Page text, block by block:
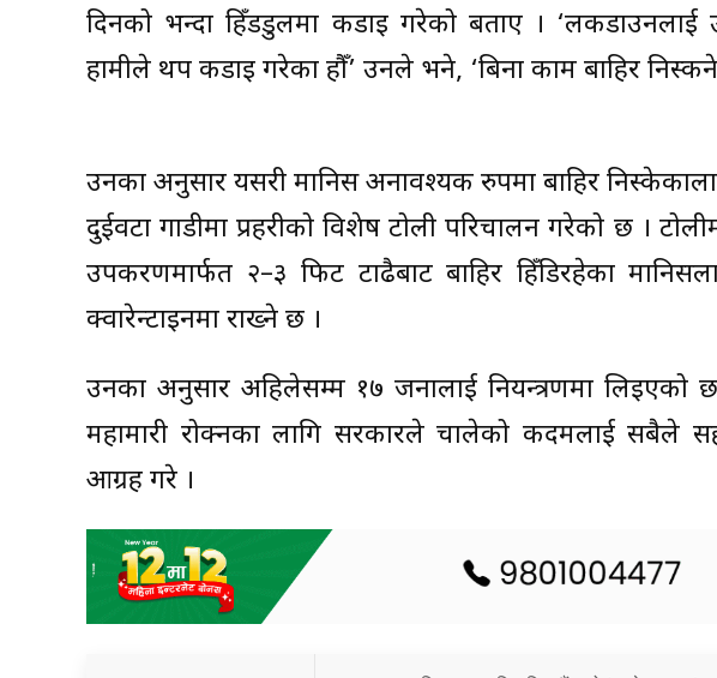
दिनको भन्दा हिँडडुलमा कडाइ गरेको बताए ।
हामीले थप कडाइ गरेका हौँ’ उनले भने, ‘बिना काम बाहिर
उनका अनुसार यसरी मानिस अनावश्यक रुपमा बाहिर
दुईवटा गाडीमा प्रहरीको विशेष टोली परिचालन गरेको छ ।
उपकरणमार्फत २–३ फिट टाढैबाट बाहिर हिँडिरहेका
क्वारेन्टाइनमा राख्ने छ ।
उनका अनुसार अहिलेसम्म १७ जनालाई नियन्त्रणमा
महामारी रोक्नका लागि सरकारले चालेको कदमलाई सबैले
आग्रह गरे ।